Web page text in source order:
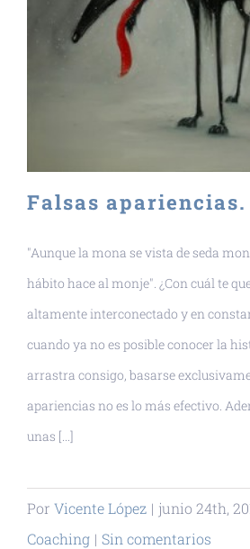
Falsas apariencias.
"Aunque la mona se vista de seda
hábito hace al monje". ¿Con cuál te
altamente interconectado y en
cuando ya no es posible conocer la
arrastra consigo, basarse
apariencias no es lo más efectivo.
unas [...]
Por Vicente López | junio 24th,
Coaching | Sin comentarios